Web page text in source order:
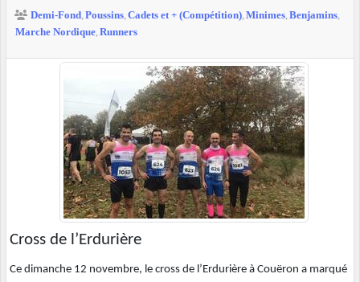
Demi-Fond Poussins Cadets et + (Compétition) Minimes Benjamins
Marche Nordique Runners
Cross de l’Erdurière
Ce dimanche 12 novembre, le cross de l’Erdurière à Couëron a marqué